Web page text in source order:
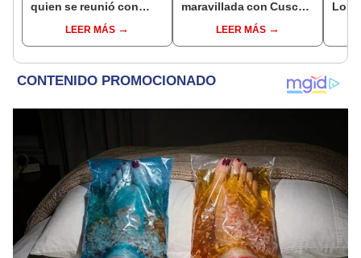
quien se reunió con
en Marruecos
LEER MÁS
maravillada con Cusco:
lo hermoso que es este
país"
LEER MÁS
Los